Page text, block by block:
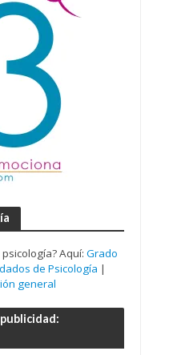
Aquí: Grado
de Psicología |
general